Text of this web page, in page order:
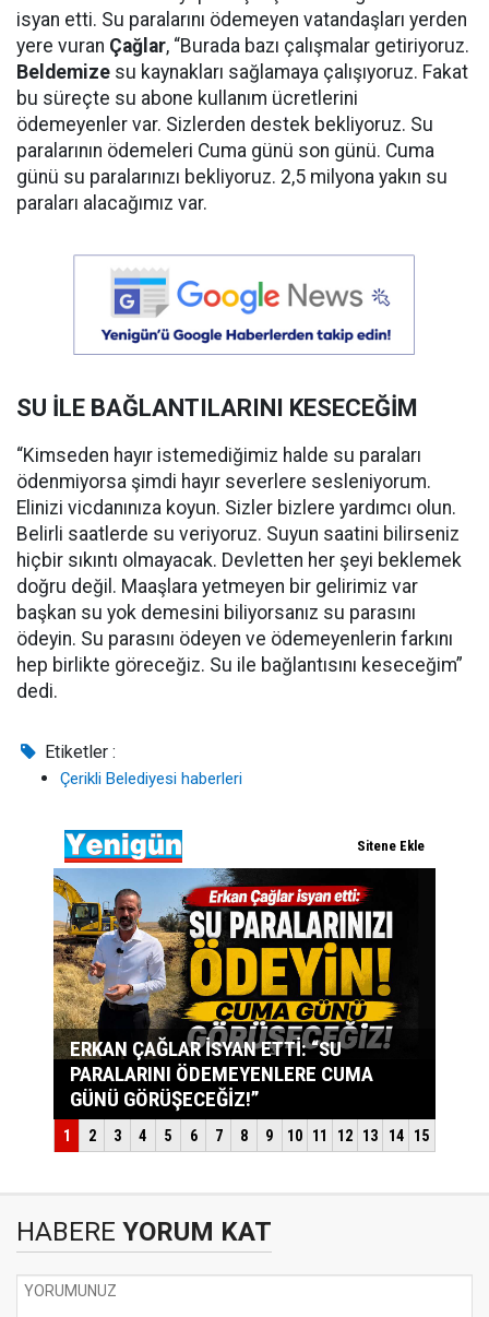
isyan etti. Su paralarını ödemeyen vatandaşları yerden
yere vuran Çağlar, “Burada bazı çalışmalar getiriyoruz.
Beldemize su kaynakları sağlamaya çalışıyoruz. Fakat
bu süreçte su abone kullanım ücretlerini
ödemeyenler var. Sizlerden destek bekliyoruz. Su
paralarının ödemeleri Cuma günü son günü. Cuma
günü su paralarınızı bekliyoruz. 2,5 milyona yakın su
paraları alacağımız var.
SU İLE BAĞLANTILARINI KESECEĞİM
“Kimseden hayır istemediğimiz halde su paraları
ödenmiyorsa şimdi hayır severlere sesleniyorum.
Elinizi vicdanınıza koyun. Sizler bizlere yardımcı olun.
Belirli saatlerde su veriyoruz. Suyun saatini bilirseniz
hiçbir sıkıntı olmayacak. Devletten her şeyi beklemek
doğru değil. Maaşlara yetmeyen bir gelirimiz var
başkan su yok demesini biliyorsanız su parasını
ödeyin. Su parasını ödeyen ve ödemeyenlerin farkını
hep birlikte göreceğiz. Su ile bağlantısını keseceğim”
dedi.
Etiketler :
Çerikli Belediyesi haberleri
HABERE YORUM KAT